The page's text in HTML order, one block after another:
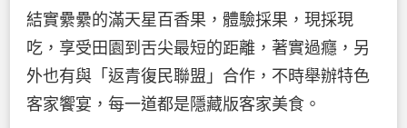
結實纍纍的滿天星百香果，體驗採果，現採現
吃，享受田園到舌尖最短的距離，著實過癮，另
外也有與「返青復民聯盟」合作，不時舉辦特色
客家饗宴，每一道都是隱藏版客家美食。